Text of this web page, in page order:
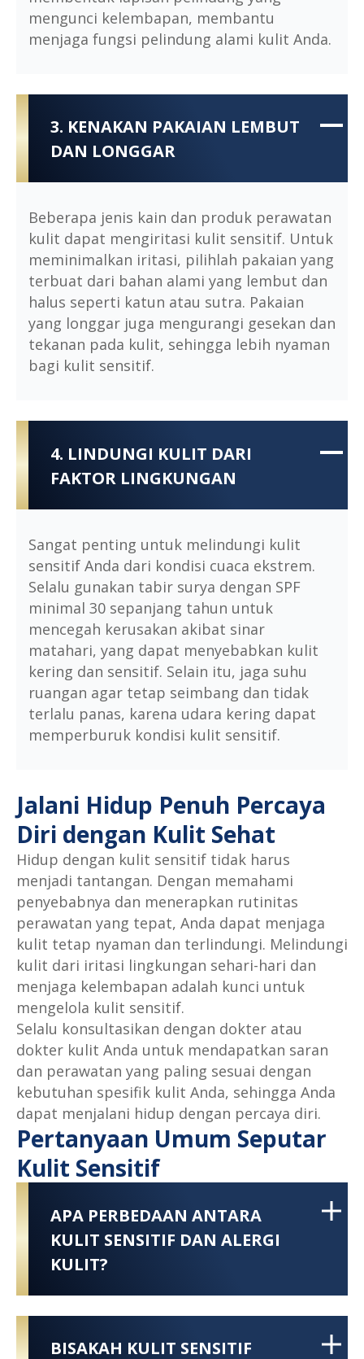
mengunci kelembapan, membantu
menjaga fungsi pelindung alami kulit Anda.
3. KENAKAN PAKAIAN LEMBUT
DAN LONGGAR
Beberapa jenis kain dan produk perawatan
kulit dapat mengiritasi kulit sensitif. Untuk
meminimalkan iritasi, pilihlah pakaian yang
terbuat dari bahan alami yang lembut dan
halus seperti katun atau sutra. Pakaian
yang longgar juga mengurangi gesekan dan
tekanan pada kulit, sehingga lebih nyaman
bagi kulit sensitif.
4. LINDUNGI KULIT DARI
FAKTOR LINGKUNGAN
Sangat penting untuk melindungi kulit
sensitif Anda dari kondisi cuaca ekstrem.
Selalu gunakan tabir surya dengan SPF
minimal 30 sepanjang tahun untuk
mencegah kerusakan akibat sinar
matahari, yang dapat menyebabkan kulit
kering dan sensitif. Selain itu, jaga suhu
ruangan agar tetap seimbang dan tidak
terlalu panas, karena udara kering dapat
memperburuk kondisi kulit sensitif.
Jalani Hidup Penuh Percaya
Diri dengan Kulit Sehat
Hidup dengan kulit sensitif tidak harus
menjadi tantangan. Dengan memahami
penyebabnya dan menerapkan rutinitas
perawatan yang tepat, Anda dapat menjaga
kulit tetap nyaman dan terlindungi. Melindungi
kulit dari iritasi lingkungan sehari-hari dan
menjaga kelembapan adalah kunci untuk
mengelola kulit sensitif.
Selalu konsultasikan dengan dokter atau
dokter kulit Anda untuk mendapatkan saran
dan perawatan yang paling sesuai dengan
kebutuhan spesifik kulit Anda, sehingga Anda
dapat menjalani hidup dengan percaya diri.
Pertanyaan Umum Seputar
Kulit Sensitif
APA PERBEDAAN ANTARA
KULIT SENSITIF DAN ALERGI
KULIT?
BISAKAH KULIT SENSITIF